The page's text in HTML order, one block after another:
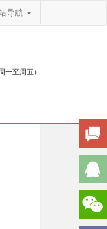
导航
一至周五）